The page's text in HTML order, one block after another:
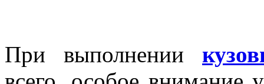
При выполнении